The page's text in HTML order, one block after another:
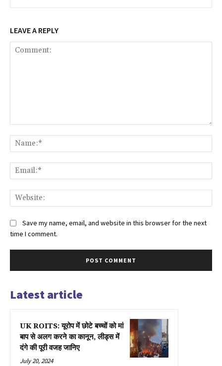
LEAVE A REPLY
Save my name, email, and website in this browser for the next
time I comment.
Latest article
UK ROITS: यूरोप में छोटे बच्चों को मां
बाप से अलग करने का कानून, लीड्स में
दंगे की पूरी वजह जानिए
July 20, 2024